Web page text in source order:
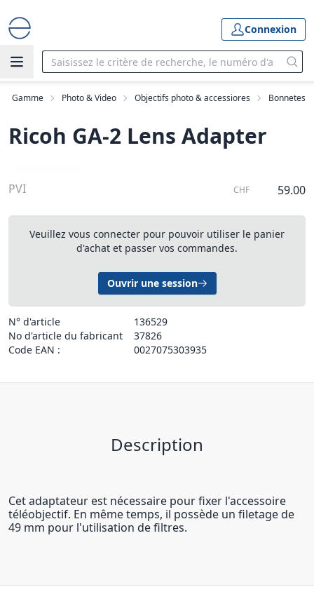
Connexion
Gamme Photo & Video Objectifs photo & accessiores Bonnetes
Ricoh GA-2 Lens Adapter
PVI CHF 59.00
Veuillez vous connecter pour pouvoir utiliser le panier
d'achat et passer vos commandes.
Ouvrir une session
N° d'article
136529
No d'article du fabricant
37826
Code EAN :
0027075303935
Description
Cet adaptateur est nécessaire pour fixer l'accessoire
téléobjectif. En même temps, il possède un filetage de
49 mm pour l'utilisation de filtres.